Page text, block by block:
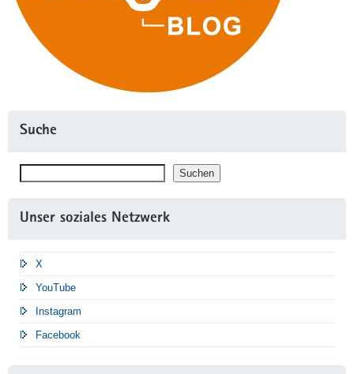
Suche
Suchen Suchen
Unser soziales Netzwerk
X
YouTube
Instagram
Facebook